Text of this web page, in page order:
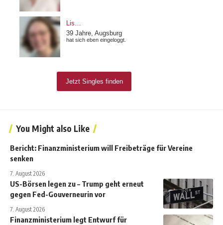
You Might also Like
Bericht: Finanzministerium will Freibeträge für Vereine
senken
7. August 2026
US-Börsen legen zu – Trump geht erneut
gegen Fed-Gouverneurin vor
7. August 2026
Finanzministerium legt Entwurf für